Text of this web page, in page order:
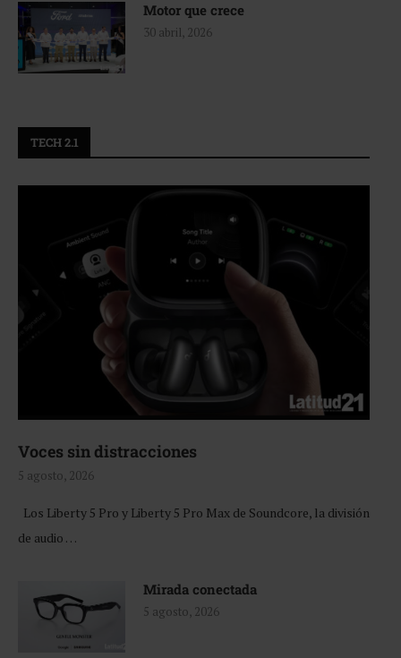
Motor que crece
30 abril, 2026
TECH 2.1
Voces sin distracciones
5 agosto, 2026
Los Liberty 5 Pro y Liberty 5 Pro Max de Soundcore, la división
de audio …
Mirada conectada
5 agosto, 2026